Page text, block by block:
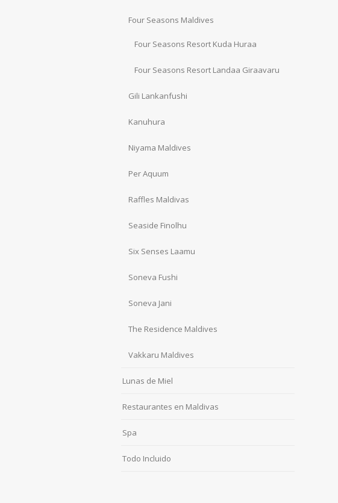
Four Seasons Maldives
Four Seasons Resort Kuda Huraa
Four Seasons Resort Landaa Giraavaru
Gili Lankanfushi
Kanuhura
Niyama Maldives
Per Aquum
Raffles Maldivas
Seaside Finolhu
Six Senses Laamu
Soneva Fushi
Soneva Jani
The Residence Maldives
Vakkaru Maldives
Lunas de Miel
Restaurantes en Maldivas
Spa
Todo Incluido